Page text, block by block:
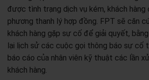
được tình trạng dịch vụ kém, khách hàng
phương thanh lý hợp đồng. FPT sẽ căn
khách hàng gặp sự cố để giải quyết,
lại lịch sử các cuộc gọi thông báo sự cố
báo cáo của nhân viên kỹ thuật các lần
khách hàng.